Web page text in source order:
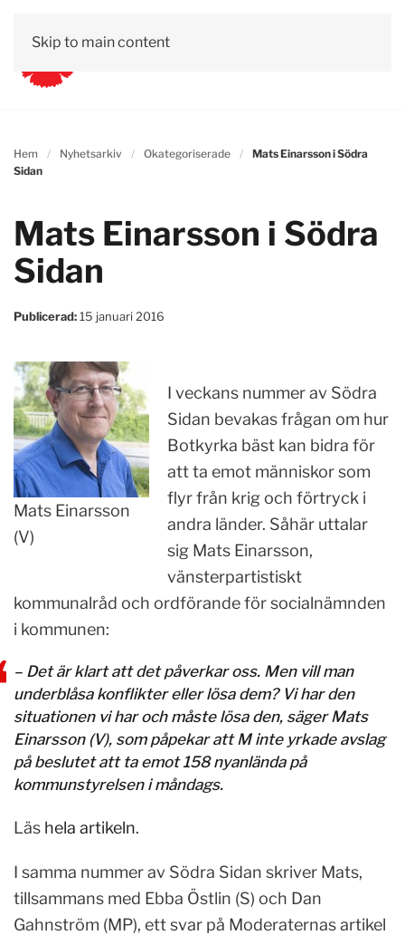
Skip to main content
Hem Nyhetsarkiv Okategoriserade
Mats Einarsson i Södra
Sidan
Mats Einarsson i Södra
Sidan
Publicerad:15 januari 2016
Mats Einarsson
(V)
I veckans nummer av Södra
Sidan bevakas frågan om hur
Botkyrka bäst kan bidra för
att ta emot människor som
flyr från krig och förtryck i
andra länder. Såhär uttalar
sig Mats Einarsson,
vänsterpartistiskt
kommunalråd och ordförande för socialnämnden
i kommunen:
– Det är klart att det påverkar oss. Men vill man
underblåsa konflikter eller lösa dem? Vi har den
situationen vi har och måste lösa den, säger Mats
Einarsson (V), som påpekar att M inte yrkade avslag
på beslutet att ta emot 158 nyanlända på
kommunstyrelsen i måndags.
Läs hela artikeln.
I samma nummer av Södra Sidan skriver Mats,
tillsammans med Ebba Östlin (S) och Dan
Gahnström (MP), ett svar på Moderaternas artikel